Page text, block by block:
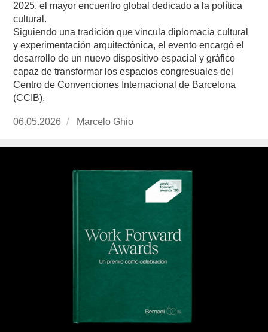
2025, el mayor encuentro global dedicado a la política
cultural.
Siguiendo una tradición que vincula diplomacia cultural
y experimentación arquitectónica, el evento encargó el
desarrollo de un nuevo dispositivo espacial y gráfico
capaz de transformar los espacios congresuales del
Centro de Convenciones Internacional de Barcelona
(CCIB).
Publicado
06.05.2026
https://www.experimenta.es/author/marcelo-
Marcelo Ghio